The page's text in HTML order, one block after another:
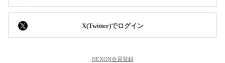
X(Twitter)でログイン
NEXON会員登録